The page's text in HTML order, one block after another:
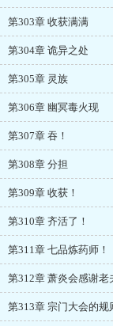
第303章 收获满满
第304章 诡异之处
第305章 灵族
第306章 幽冥毒火现
第307章 吞！
第308章 分担
第309章 收获！
第310章 齐活了！
第311章 七品炼药师！
第312章 萧炎会感谢老
第313章 宗门大会的规